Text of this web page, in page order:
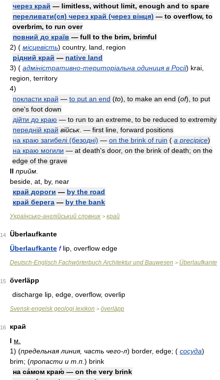
через край — limitless, without limit, enough and to spare
переливати(ся) через край (через вінця) — to overflow, to
overbrim, to run over
повний до країв — full to the brim, brimful
2) ( місцевість) country, land, region
рідний край — native land
3) ( адміністративно-територіальна одиниця в Росії) krai,
region, territory
4)
покласти край — to put an end (to) , to make an end (of) , to put
one's foot down
дійти до краю — to run to an extreme, to be reduced to extremity
передній край військ. — first line, forward positions
на краю загибелі (безодні) — on the brink of ruin ( a precipice)
на краю могили — at death's door, on the brink of death; on the
edge of the grave
II прийм.
beside, at, by, near
край дороги — by the road
край берега — by the bank
Українсько-англійський словник > край
14
Überlaufkante
Überlaufkante flip, overflow edge
Deutsch-Englisch Fachwörterbuch Architektur und Bauwesen > Überlaufkante
15
överläpp
discharge lip, edge, overflow, overlip
Svensk-engelsk geologi lexikon > överläpp
16
край
I м.
1) (предельная линия, часть чего-л) border, edge; ( сосуда)
brim; (пропасти и т.п. ) brink
на са́мом краю́ — on the very brink